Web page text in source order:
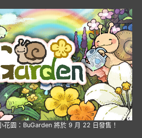
花園：BuGarden 將於 9 月 22 日發售！